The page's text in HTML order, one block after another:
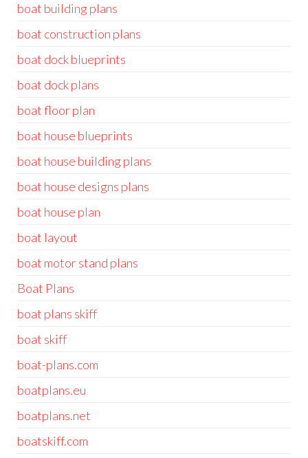
boat building plans
boat construction plans
boat dock blueprints
boat dock plans
boat floor plan
boat house blueprints
boat house building plans
boat house designs plans
boat house plan
boat layout
boat motor stand plans
Boat Plans
boat plans skiff
boat skiff
boat-plans.com
boatplans.eu
boatplans.net
boatskiff.com